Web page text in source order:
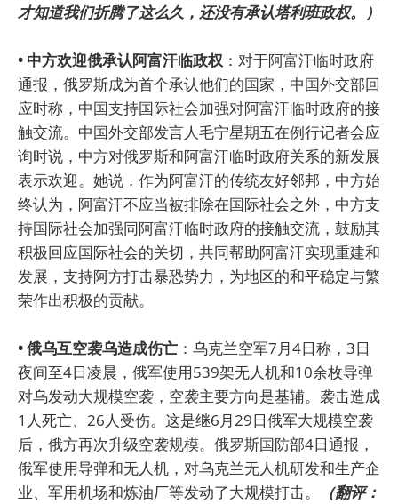
才知道我们折腾了这么久，还没有承认塔利班政权。）
• 中方欢迎俄承认阿富汗临政权 ：对于阿富汗临时政府
通报，俄罗斯成为首个承认他们的国家，中国外交部回
应时称，中国支持国际社会加强对阿富汗临时政府的接
触交流。中国外交部发言人毛宁星期五在例行记者会应
询时说，中方对俄罗斯和阿富汗临时政府关系的新发展
表示欢迎。她说，作为阿富汗的传统友好邻邦，中方始
终认为，阿富汗不应当被排除在国际社会之外，中方支
持国际社会加强同阿富汗临时政府的接触交流，鼓励其
积极回应国际社会的关切，共同帮助阿富汗实现重建和
发展，支持阿方打击暴恐势力，为地区的和平稳定与繁
荣作出积极的贡献。
• 俄乌互空袭乌造成伤亡 ：乌克兰空军7月4日称，3日
夜间至4日凌晨，俄军使用539架无人机和10余枚导弹
对乌发动大规模空袭，空袭主要方向是基辅。袭击造成
1人死亡、26人受伤。这是继6月29日俄军大规模空袭
后，俄方再次升级空袭规模。俄罗斯国防部4日通报，
俄军使用导弹和无人机，对乌克兰无人机研发和生产企
业、军用机场和炼油厂等发动了大规模打击。
（翻评：